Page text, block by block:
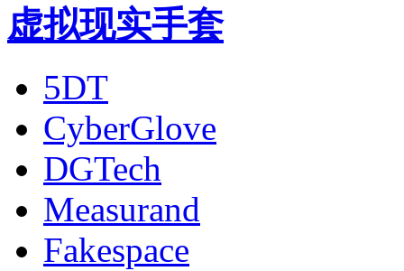
虚拟现实手套
5DT
CyberGlove
DGTech
Measurand
Fakespace